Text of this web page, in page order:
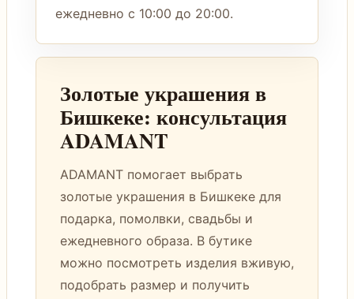
ежедневно с 10:00 до 20:00.
Золотые украшения в
Бишкеке: консультация
ADAMANT
ADAMANT помогает выбрать
золотые украшения в Бишкеке для
подарка, помолвки, свадьбы и
ежедневного образа. В бутике
можно посмотреть изделия вживую,
подобрать размер и получить